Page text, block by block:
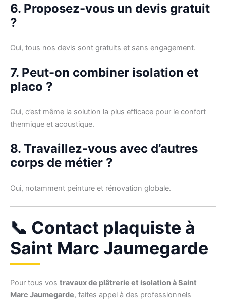
6. Proposez-vous un devis gratuit
?
Oui, tous nos devis sont gratuits et sans engagement.
7. Peut-on combiner isolation et
placo ?
Oui, c’est même la solution la plus efficace pour le confort
thermique et acoustique.
8. Travaillez-vous avec d’autres
corps de métier ?
Oui, notamment peinture et rénovation globale.
📞 Contact plaquiste à
Saint Marc Jaumegarde
Pour tous vos travaux de plâtrerie et isolation à Saint
Marc Jaumegarde, faites appel à des professionnels